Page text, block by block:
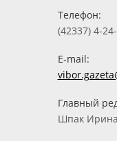
Телефон:
(42337) 4-
E-mail:
Главный
Шпак